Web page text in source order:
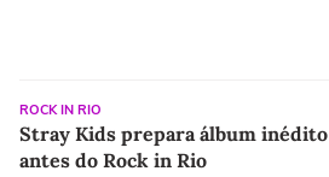
ROCK IN RIO
Stray Kids prepara álbum inédito
antes do Rock in Rio